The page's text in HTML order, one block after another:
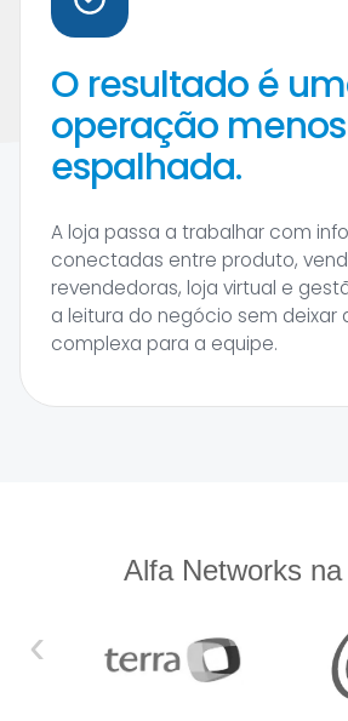
O resultado é
operação menos
espalhada.
A loja passa a trabalhar com
conectadas entre produto,
revendedoras, loja virtual e
a leitura do negócio sem deixar
complexa para a equipe.
Alfa Networks
‹